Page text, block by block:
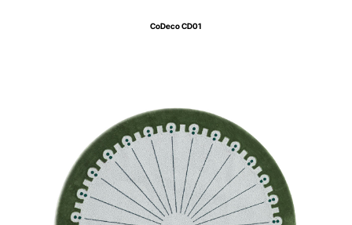
CoDeco CD01